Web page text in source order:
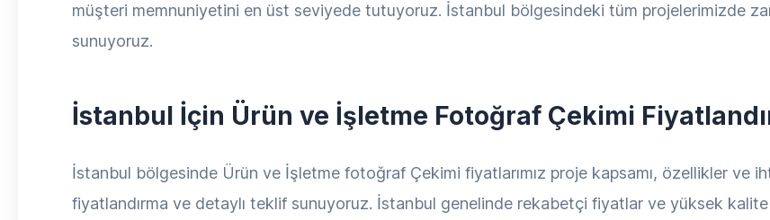
müşteri memnuniyetini en üst seviyede tutuyoruz. İstanbul bölgesindeki tüm projelerimizde
sunuyoruz.
İstanbul İçin Ürün ve İşletme Fotoğraf Çekimi
İstanbul bölgesinde Ürün ve İşletme fotoğraf Çekimi fiyatlarımız proje kapsamı, özellikler ve
fiyatlandırma ve detaylı teklif sunuyoruz. İstanbul genelinde rekabetçi fiyatlar ve yüksek